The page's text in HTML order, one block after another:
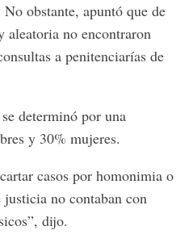
obstante, apuntó que de
aleatoria no encontraron
a penitenciarías de
determinó por una
y 30% mujeres.
casos por homonimia o
no contaban con
dijo.